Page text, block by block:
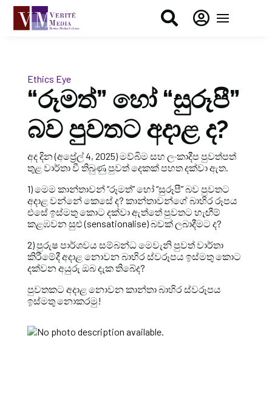
 
Ethics Eye
“රූමත්” හෝ “සුරූපී”
බව පුවතට අදාළ ද?
අද දින (අප්‍රේල් 4, 2025) මව්බිම සහ ලංකාදීප පුවත්පත්
තුළ වාර්තා වී තිබුණු පුවත් දෙකක් පහත දක්වා ඇත.
1) මෙම කාන්තාවන් “රූමත්” හෝ “සුරූපී” බව පුවතට
අදාළ වන්නේ කෙසේ ද? කාන්තාවන්ගේ බාහිර රූපය
එසේ ඉස්මතු කොට දක්වා ඇත්තේ පුවතට හැඟීම්
කළඹවන සුළු (sensationalise) බවක් ලබාදීමට ද?
2) පුරුෂ පාර්ශවය සම්බන්ධ මෙවැනි පුවත් වාර්තා
කිරීමේදී අදාළ නොවන බාහිර ස්වරූපය ඉස්මතු කොට
දක්වන අයුරු ඔබ දැක තිබේද?
පුවතකට අදාළ නොවන කාන්තා බාහිර ස්වරූපය
ඉස්මතු නොකරමු!